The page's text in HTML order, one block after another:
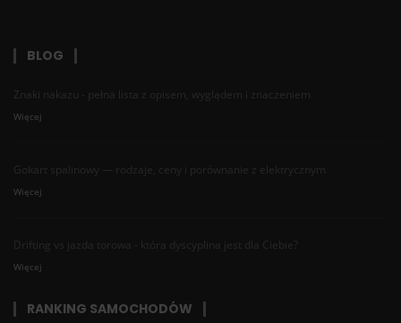
BLOG
Znaki nakazu - pełna lista z opisem, wyglądem i znaczeniem
Więcej
Gokart spalinowy — rodzaje, ceny i porównanie z elektrycznym
Więcej
Drifting vs jazda torowa - która dyscyplina jest dla Ciebie?
Więcej
RANKING SAMOCHODÓW